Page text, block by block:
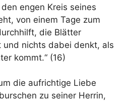
engen Kreis seines
von einem Tage zum
die Blätter
und nichts dabei denkt, als
kommt.“ (16)
die aufrichtige Liebe
zu seiner Herrin,